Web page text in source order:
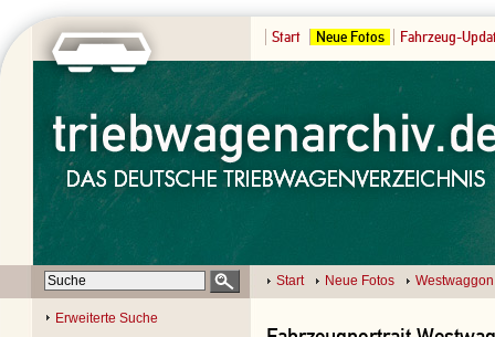
Start Neue Fotos Fahrzeug-
Start Neue Fotos
Erweiterte Suche